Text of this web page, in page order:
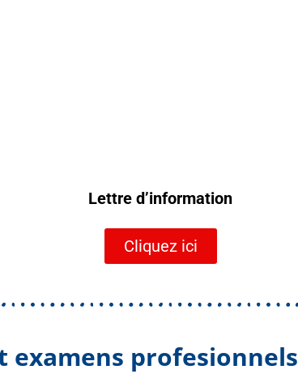
Lettre d’information
Cliquez ici
examens profesionnels